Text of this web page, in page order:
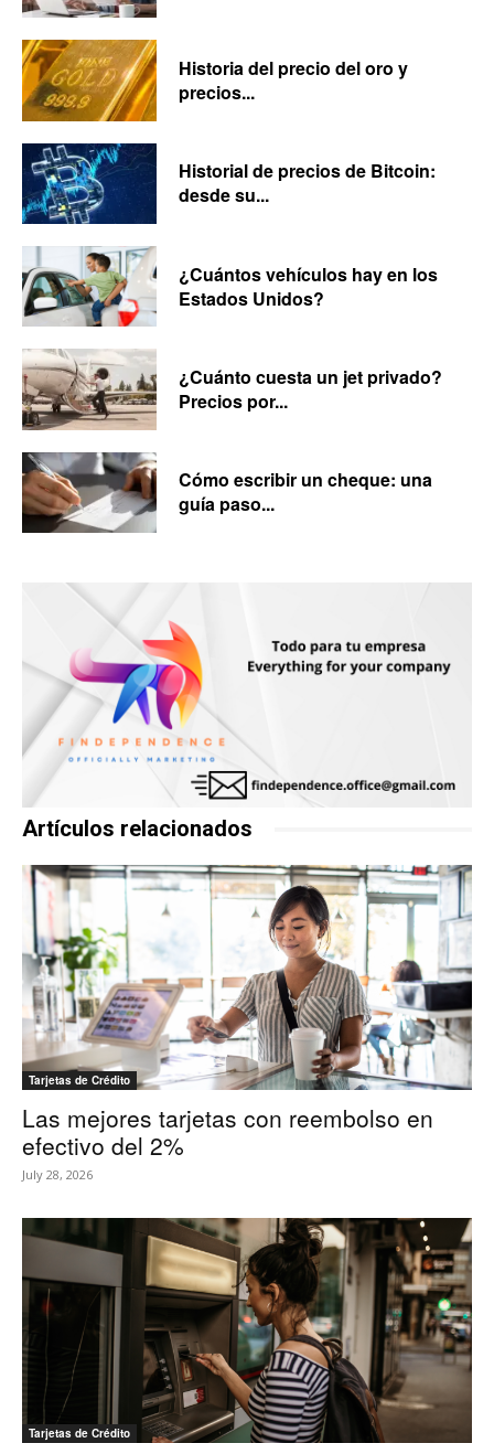
Historia del precio del oro y
precios...
Historial de precios de Bitcoin:
desde su...
¿Cuántos vehículos hay en los
Estados Unidos?
¿Cuánto cuesta un jet privado?
Precios por...
Cómo escribir un cheque: una
guía paso...
Artículos relacionados
Tarjetas de Crédito
Las mejores tarjetas con reembolso en
efectivo del 2%
July 28, 2026
Tarjetas de Crédito